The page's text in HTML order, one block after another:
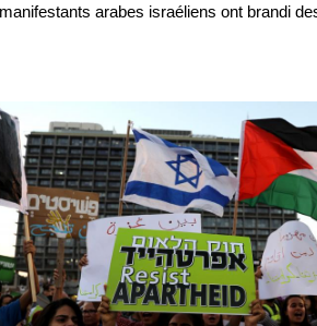
arabes israéliens ont brandi